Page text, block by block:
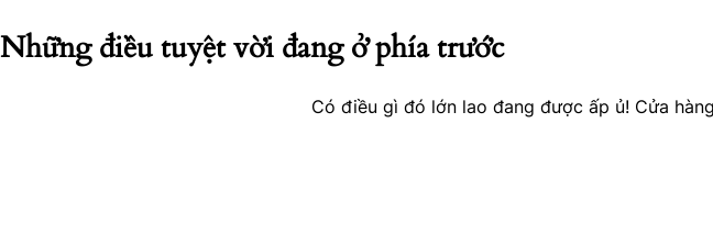
Những điều tuyệt vời đang ở phía trước
Có điều gì đó lớn lao đang được ấp ủ! Cửa